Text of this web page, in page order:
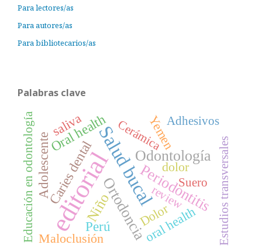
Para lectores/as
Para autores/as
Para bibliotecarios/as
Palabras clave
editorialSalud bucal
OrtodonciaPeriodontitis
Odontología
Niño
Caries dental
Perú
Oral health
Adolescente
saliva Yemen
oral health
Dolor
dolor
Maloclusión
Adhesivos
Educación en odontología review Estudios transversales
Suero
Cerámica